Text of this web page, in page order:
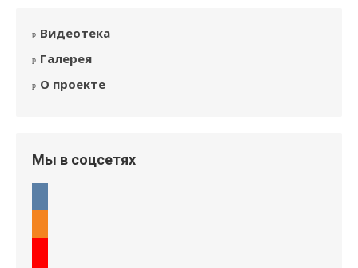
Видеотека
Галерея
О проекте
Мы в соцсетях